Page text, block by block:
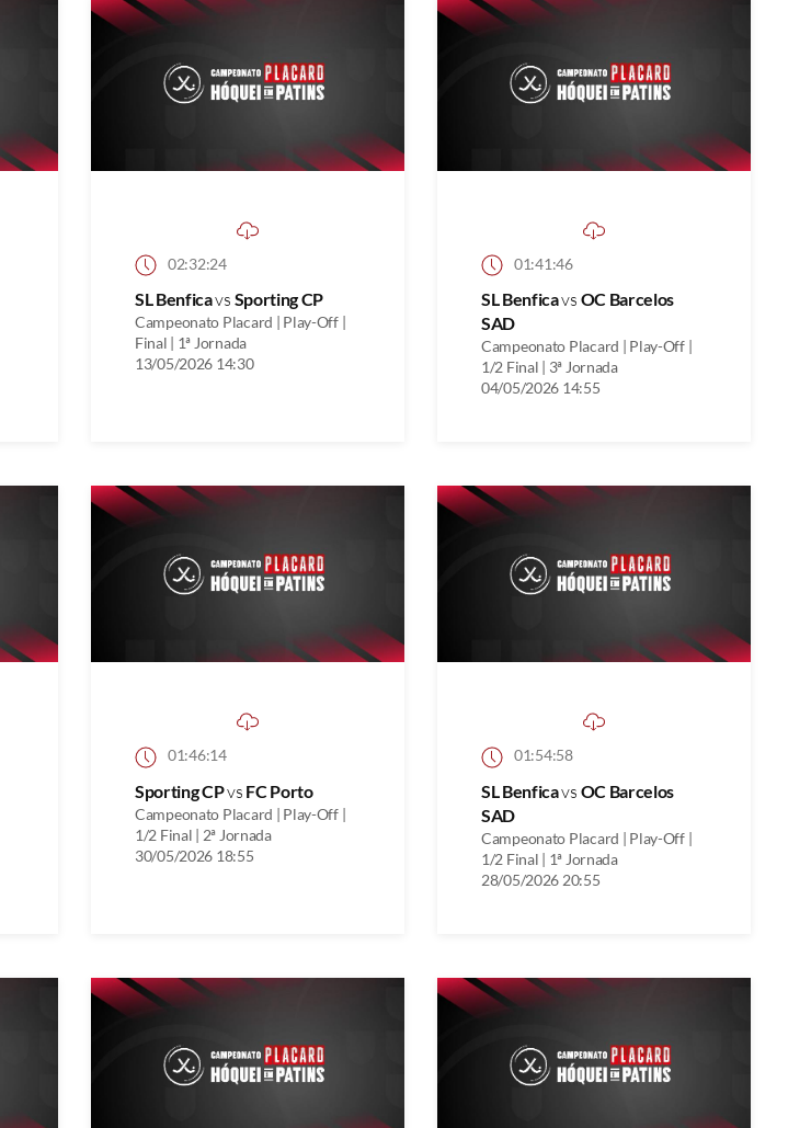
02:32:24
SL Benficavs Sporting CP
Campeonato Placard | Play-Off |
Final | 1ª Jornada
13/05/2026 14:30
01:41:46
SL Benficavs OC Barcelos
SAD
Campeonato Placard | Play-Off |
1/2 Final | 3ª Jornada
04/05/2026 14:55
01:46:14
Sporting CPvs FC Porto
Campeonato Placard | Play-Off |
1/2 Final | 2ª Jornada
30/05/2026 18:55
01:54:58
SL Benficavs OC Barcelos
SAD
Campeonato Placard | Play-Off |
1/2 Final | 1ª Jornada
28/05/2026 20:55